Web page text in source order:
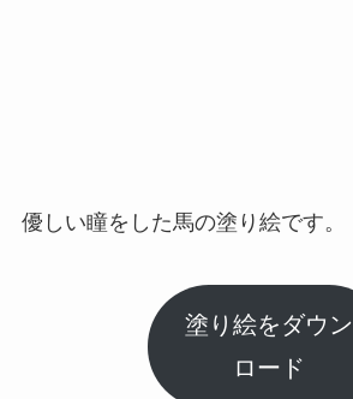
優しい瞳をした馬の塗り絵です。
塗り絵をダウン
ロード